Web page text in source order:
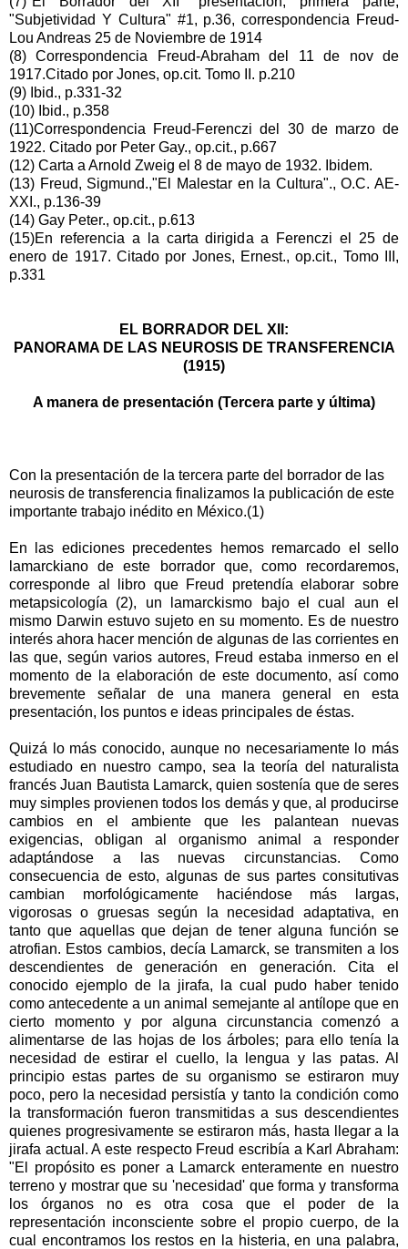
"Subjetividad Y Cultura" #1, p.36, correspondencia Freud-
Lou Andreas 25 de Noviembre de 1914
(8) Correspondencia Freud-Abraham del 11 de nov de
1917.Citado por Jones, op.cit. Tomo II. p.210
(9) Ibid., p.331-32
(10) Ibid., p.358
(11)Correspondencia Freud-Ferenczi del 30 de marzo de
1922. Citado por Peter Gay., op.cit., p.667
(12) Carta a Arnold Zweig el 8 de mayo de 1932. Ibidem.
(13) Freud, Sigmund.,"El Malestar en la Cultura"., O.C. AE-
XXI., p.136-39
(14) Gay Peter., op.cit., p.613
(15)En referencia a la carta dirigida a Ferenczi el 25 de
enero de 1917. Citado por Jones, Ernest., op.cit., Tomo III,
p.331
EL BORRADOR DEL XII:
PANORAMA DE LAS NEUROSIS DE TRANSFERENCIA
(1915)
A manera de presentación (Tercera parte y última)
Con la presentación de la tercera parte del borrador de las
neurosis de transferencia finalizamos la publicación de este
importante trabajo inédito en México.(1)
En las ediciones precedentes hemos remarcado el sello
lamarckiano de este borrador que, como recordaremos,
corresponde al libro que Freud pretendía elaborar sobre
metapsicología (2), un lamarckismo bajo el cual aun el
mismo Darwin estuvo sujeto en su momento. Es de nuestro
interés ahora hacer mención de algunas de las corrientes en
las que, según varios autores, Freud estaba inmerso en el
momento de la elaboración de este documento, así como
brevemente señalar de una manera general en esta
presentación, los puntos e ideas principales de éstas.
Quizá lo más conocido, aunque no necesariamente lo más
estudiado en nuestro campo, sea la teoría del naturalista
francés Juan Bautista Lamarck, quien sostenía que de seres
muy simples provienen todos los demás y que, al producirse
cambios en el ambiente que les palantean nuevas
exigencias, obligan al organismo animal a responder
adaptándose a las nuevas circunstancias. Como
consecuencia de esto, algunas de sus partes consitutivas
cambian morfológicamente haciéndose más largas,
vigorosas o gruesas según la necesidad adaptativa, en
tanto que aquellas que dejan de tener alguna función se
atrofian. Estos cambios, decía Lamarck, se transmiten a los
descendientes de generación en generación. Cita el
conocido ejemplo de la jirafa, la cual pudo haber tenido
como antecedente a un animal semejante al antílope que en
cierto momento y por alguna circunstancia comenzó a
alimentarse de las hojas de los árboles; para ello tenía la
necesidad de estirar el cuello, la lengua y las patas. Al
principio estas partes de su organismo se estiraron muy
poco, pero la necesidad persistía y tanto la condición como
la transformación fueron transmitidas a sus descendientes
quienes progresivamente se estiraron más, hasta llegar a la
jirafa actual. A este respecto Freud escribía a Karl Abraham:
"El propósito es poner a Lamarck enteramente en nuestro
terreno y mostrar que su 'necesidad' que forma y transforma
los órganos no es otra cosa que el poder de la
representación inconsciente sobre el propio cuerpo, de la
cual encontramos los restos en la histeria, en una palabra,